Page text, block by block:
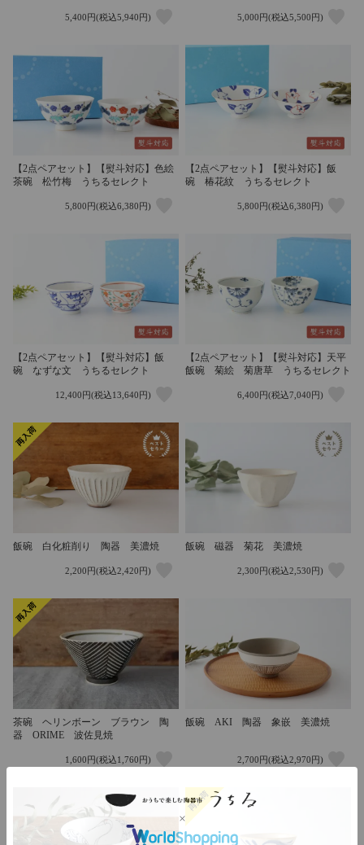
5,400円(税込5,940円) 5,000円(税込5,500円)
【2点ペアセット】【熨斗対応】色絵
茶碗 松竹梅 うちるセレクト
5,800円(税込6,380円)
【2点ペアセット】【熨斗対応】飯
碗 椿花紋 うちるセレクト
5,800円(税込6,380円)
【2点ペアセット】【熨斗対応】飯
碗 なずな文 うちるセレクト
12,400円(税込13,640円)
【2点ペアセット】【熨斗対応】天平
飯碗 菊絵 菊唐草 うちるセレクト
6,400円(税込7,040円)
飯碗 白化粧削り 陶器 美濃焼
2,200円(税込2,420円)
飯碗 磁器 菊花 美濃焼
2,300円(税込2,530円)
茶碗 ヘリンボーン ブラウン 陶
器 ORIME 波佐見焼
1,600円(税込1,760円)
飯碗 AKI 陶器 象嵌 美濃焼
2,700円(税込2,970円)